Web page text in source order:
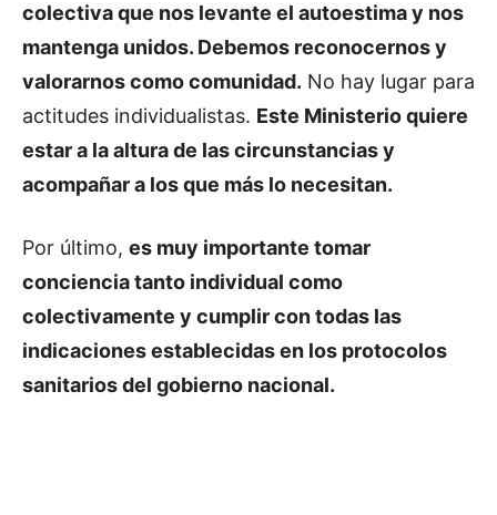
colectiva que nos levante el autoestima y nos
mantenga unidos. Debemos reconocernos y
valorarnos como comunidad. No hay lugar para
actitudes individualistas. Este Ministerio quiere
estar a la altura de las circunstancias y
acompañar a los que más lo necesitan.
Por último, es muy importante tomar
conciencia tanto individual como
colectivamente y cumplir con todas las
indicaciones establecidas en los protocolos
sanitarios del gobierno nacional.